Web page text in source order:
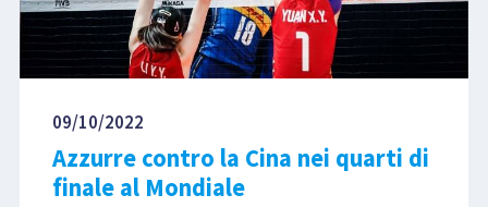
09/10/2022
Azzurre contro la Cina nei quarti di
finale al Mondiale